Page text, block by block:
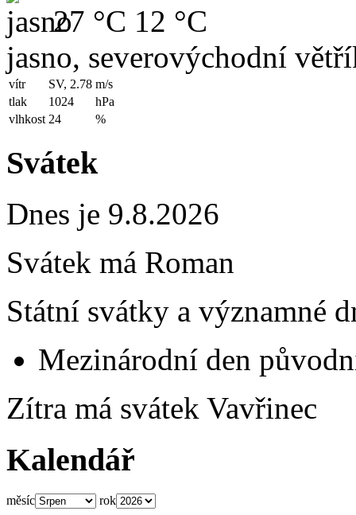
27 °C 12 °C
jasno, severovýchodní
vítr SV, 2.78 m/s
tlak
1024
hPa
vlhkost 24 %
Svátek
Dnes je 9.8.2026
Svátek má Roman
Státní svátky a významné
Mezinárodní den
Zítra má svátek Vavřinec
Kalendář
měsíc rok